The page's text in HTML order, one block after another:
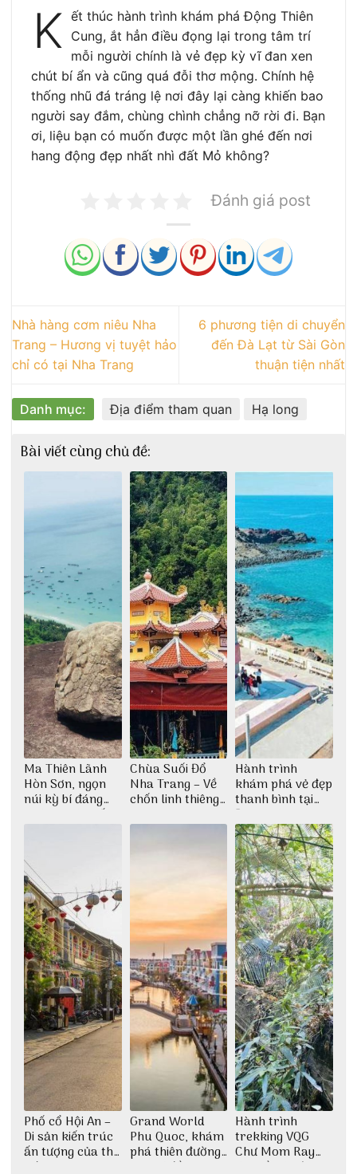
K ết thúc hành trình khám phá Động Thiên
Cung, ắt hẳn điều đọng lại trong tâm trí
mỗi người chính là vẻ đẹp kỳ vĩ đan xen
chút bí ẩn và cũng quá đỗi thơ mộng. Chính hệ
thống nhũ đá tráng lệ nơi đây lại càng khiến bao
người say đắm, chùng chình chẳng nỡ rời đi. Bạn
ơi, liệu bạn có muốn được một lần ghé đến nơi
hang động đẹp nhất nhì đất Mỏ không?
Đánh giá post
Nhà hàng cơm niêu Nha
Trang – Hương vị tuyệt hảo
chỉ có tại Nha Trang
6 phương tiện di chuyển
đến Đà Lạt từ Sài Gòn
thuận tiện nhất
Danh mục: Địa điểm tham quan Hạ long
Bài viết cùng chủ đề:
Ma Thiên Lãnh
Hòn Sơn, ngọn
núi kỳ bí đáng
khám phá nhất
Chùa Suối Đổ
Nha Trang – Về
chốn linh thiêng
thiền định
Hành trình
khám phá vẻ đẹp
thanh bình tại
Đảo Phú Quý
Phố cổ Hội An –
Di sản kiến trúc
ấn tượng của thế
giới
Grand World
Phu Quoc, khám
phá thiên đường
giải trí đầy sôi
Hành trình
trekking VQG
Chư Mom Ray
tìm về núi rừng